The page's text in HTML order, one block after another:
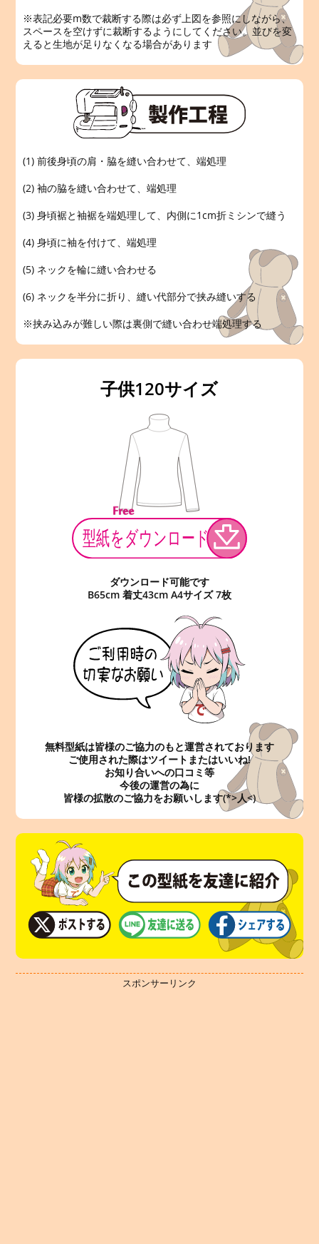
※表記必要m数で裁断する際は必ず上図を参照にしながら、
スペースを空けずに裁断するようにしてください。並びを変
えると生地が足りなくなる場合があります
(1) 前後身頃の肩・脇を縫い合わせて、端処理
(2) 袖の脇を縫い合わせて、端処理
(3) 身頃裾と袖裾を端処理して、内側に1cm折ミシンで縫う
(4) 身頃に袖を付けて、端処理
(5) ネックを輪に縫い合わせる
(6) ネックを半分に折り、縫い代部分で挟み縫いする
※挟み込みが難しい際は裏側で縫い合わせ端処理する
子供120サイズ
ダウンロード可能です
B65cm 着丈43cm A4サイズ 7枚
無料型紙は皆様のご協力のもと運営されております
ご使用された際はツイートまたはいいね!
お知り合いへの口コミ等
今後の運営の為に
皆様の拡散のご協力をお願いします(*>人<)
スポンサーリンク